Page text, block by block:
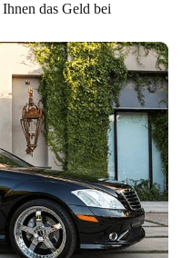
das Geld bei